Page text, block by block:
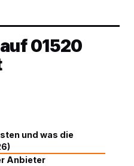
01520
und was die
Anbieter